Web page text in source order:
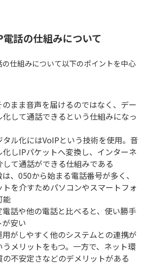
電話の仕組みについて
仕組みについて以下のポイントを中心
まま音声を届けるのではなく、デー
化して通話できるという仕組みになっ
タル化にはVoIPという技術を使用。音
しIPパケットへ変換し、インターネ
して通話ができる仕組みである
、050から始まる電話番号が多く、
トを介すためパソコンやスマートフォ
能
話や他の電話と比べると、使い勝手
安い
がしやすく他のシステムとの連携が
うメリットをもつ。一方で、ネット環
不安定さなどのデメリットがある